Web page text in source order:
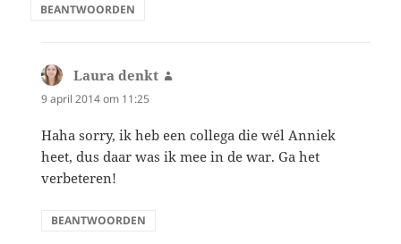
BEANTWOORDEN
Laura denkt
9 april 2014 om 11:25
Haha sorry, ik heb een collega die wél Anniek
heet, dus daar was ik mee in de war. Ga het
verbeteren!
BEANTWOORDEN